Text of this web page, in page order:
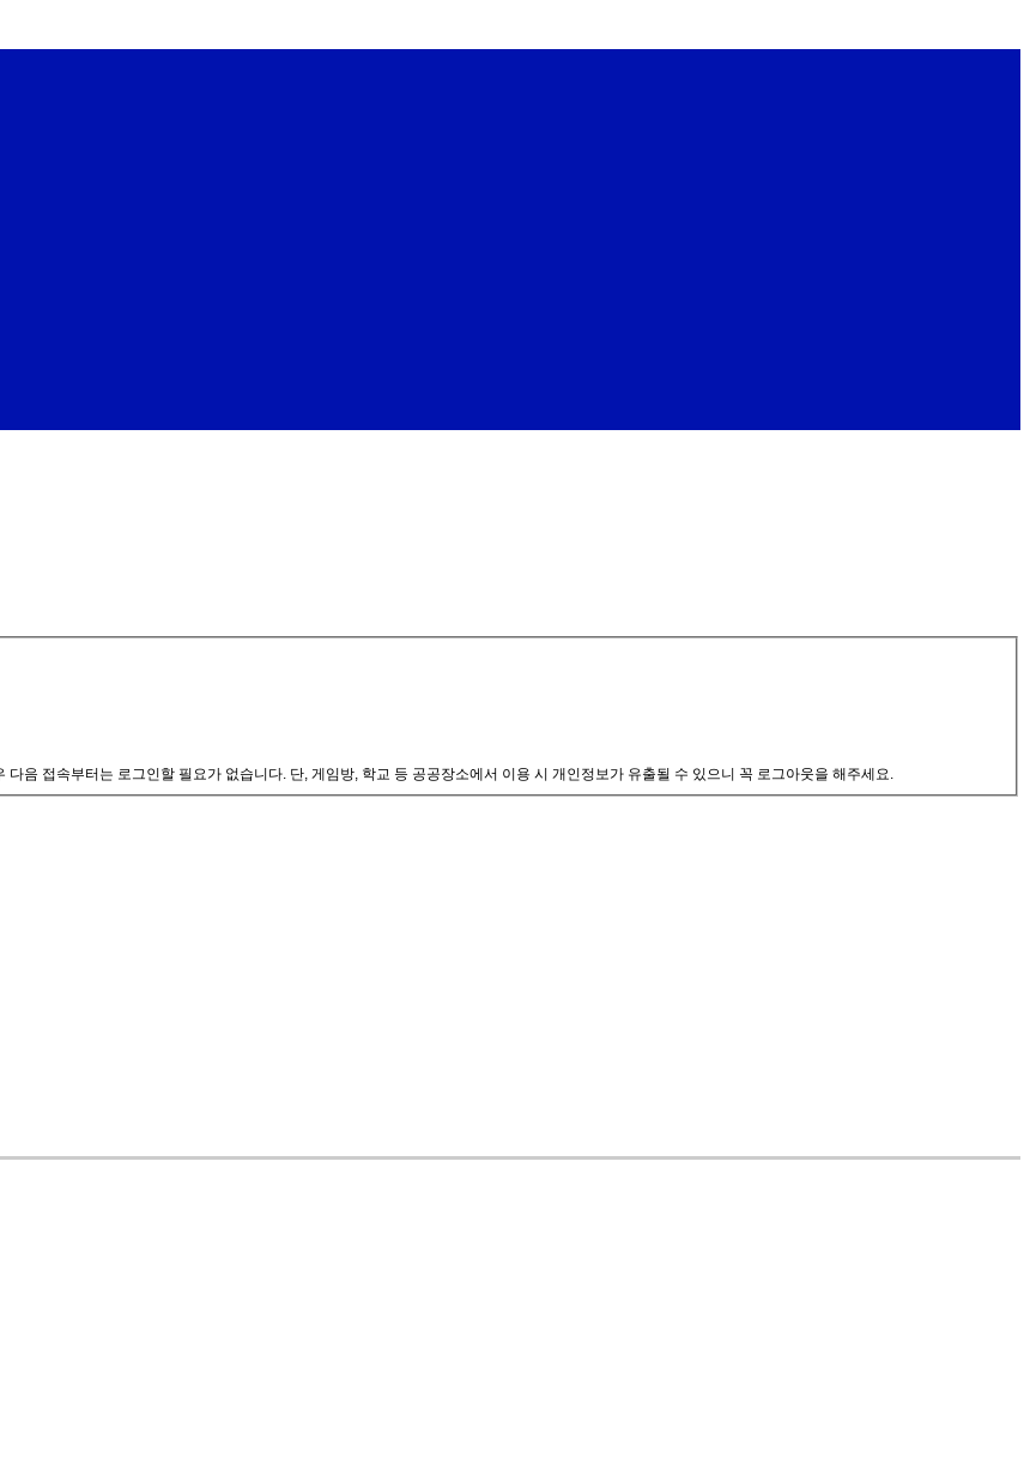
음 접속부터는 로그인할 필요가 없습니다. 단, 게임방, 학교 등 공공장소에서 이용 시 개인정보가 유출될 수 있으니 꼭 로그아웃을 해주세요.